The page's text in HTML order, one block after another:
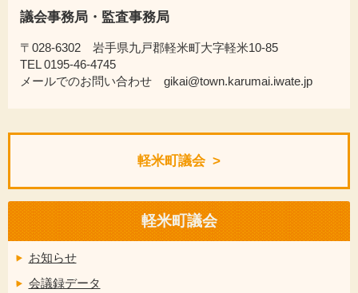
議会事務局・監査事務局
〒028-6302 岩手県九戸郡軽米町大字軽米10-85
TEL 0195-46-4745
メールでのお問い合わせ gikai@town.karumai.iwate.jp
軽米町議会
軽米町議会
お知らせ
会議録データ